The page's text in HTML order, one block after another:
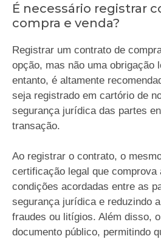
É necessário registrar
compra e venda?
Registrar um contrato de
opção, mas não uma obrigação
entanto, é altamente
seja registrado em cartório de
segurança jurídica das partes
transação.
Ao registrar o contrato, o
certificação legal que comprova
condições acordadas entre as
segurança jurídica e reduzindo
fraudes ou litígios. Além disso,
documento público, permitindo